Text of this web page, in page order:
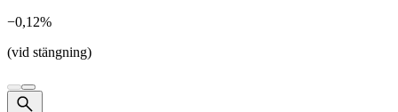
−0,12%
(vid stängning)